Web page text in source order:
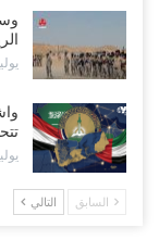
يوليو 26,
يوليو 24,
السابق التالي